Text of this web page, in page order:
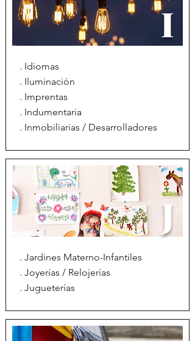
I
. Idiomas
. Iluminación
. Imprentas
. Indumentaria
. Inmobiliarias / Desarrolladores
J
. Jardines Materno-Infantiles
. Joyerías / Relojerías
. Jugueterías